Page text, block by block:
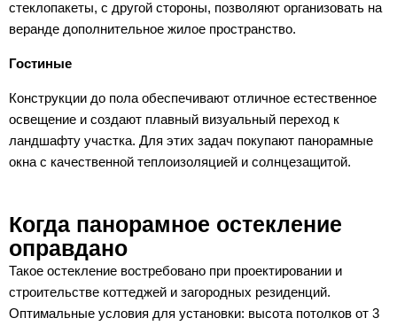
стеклопакеты, с другой стороны, позволяют организовать на
веранде дополнительное жилое пространство.
Гостиные
Конструкции до пола обеспечивают отличное естественное
освещение и создают плавный визуальный переход к
ландшафту участка. Для этих задач покупают панорамные
окна с качественной теплоизоляцией и солнцезащитой.
Когда панорамное остекление
оправдано
Такое остекление востребовано при проектировании и
строительстве коттеджей и загородных резиденций.
Оптимальные условия для установки: высота потолков от 3